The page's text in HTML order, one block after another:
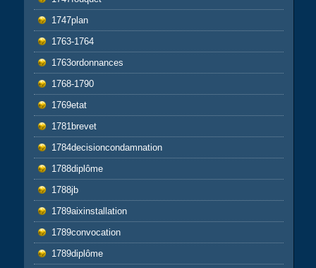
1747plan
1763-1764
1763ordonnances
1768-1790
1769etat
1781brevet
1784decisioncondamnation
1788diplôme
1788jb
1789aixinstallation
1789convocation
1789diplôme